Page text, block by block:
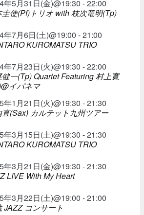
年5月31日(金)@19:30 - 22:00
使(Pf)トリオ with 枝次竜明(Tp)
年7月6日(土)@19:00 - 21:00
KUROMATSU TRIO
年7月23日(火)@19:30 - 22:00
健一(Tp) Quartet Featuring 村上寛
イパネマ
年1月21日(火)@19:30 - 21:30
直(Sax) カルテット九州ツアー
年3月15日(土)@19:30 - 21:30
KUROMATSU TRIO
年3月21日(金)@19:30 - 21:30
LIVE With My Heart
年3月22日(土)@19:00 - 21:00
JAZZ コンサート